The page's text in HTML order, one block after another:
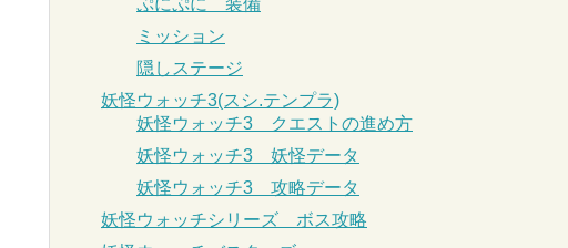
ぷにぷに 装備
ミッション
隠しステージ
妖怪ウォッチ3(スシ.テンプラ)
妖怪ウォッチ3 クエストの進め方
妖怪ウォッチ3 妖怪データ
妖怪ウォッチ3 攻略データ
妖怪ウォッチシリーズ ボス攻略